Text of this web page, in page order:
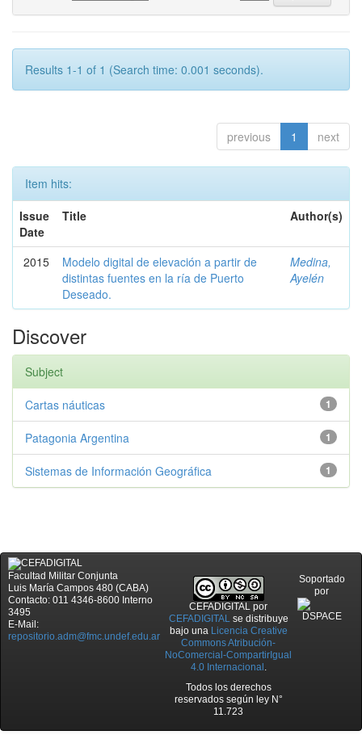
Results 1-1 of 1 (Search time: 0.001 seconds).
previous 1 next
Item hits:
Issue
Date
Title Author(s)
2015
Modelo digital de elevación a partir de
distintas fuentes en la ría de Puerto
Deseado.
Medina,
Ayelén
Discover
Subject
1
Cartas náuticas
1
Patagonia Argentina
1
Sistemas de Información Geográfica
Facultad Militar Conjunta
Luis María Campos 480 (CABA)
Contacto: 011 4346-8600 Interno
3495
E-Mail:
repositorio.adm@fmc.undef.edu.ar
CEFADIGITAL por
CEFADIGITALse distribuye
bajo una Licencia Creative
Commons Atribución-
NoComercial-CompartirIgual
4.0 Internacional .
Todos los derechos
reservados según ley N°
11.723
Soportado
por